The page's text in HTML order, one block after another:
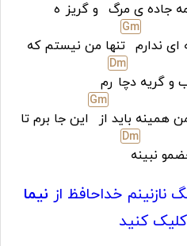
جاده ی مرگ و گریز ه
ای ندارم
Gm
تنها من نیستم که
و گریه دچا
Dm
رم
همینه باید از
Gm
این جا برم تا
نبینه
Dm
نازنینم خداحافظ از نیما
کلیک کنید